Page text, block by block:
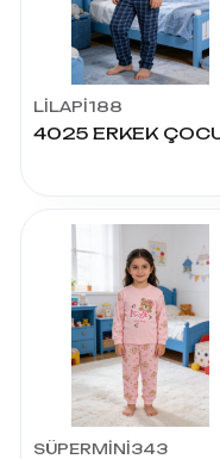
LİLAPİ188
SÜPERMİNİ343